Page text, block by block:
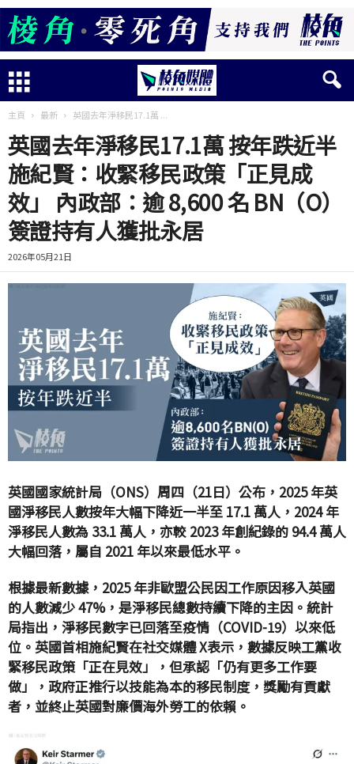
主頁 最新 英國去年淨移民17.1萬 ...
英國去年淨移民17.1萬 按年跌近半
施紀賢：收緊移民政策「正見成
效」 內政部：逾 8,600 名 BN（O）
簽證持有人獲批永居
2026年05月21日
英國國家統計局（ONS）周四（21日）公布， 2025年英
國淨移民人數按年大幅下降近一半至 17.1 萬人， 2024年
淨移民人數為 33.1 萬人，亦較 2023年創紀錄的 94.4萬人
大幅回落，屬自 2021 年以來最低水平。
根據最新數據，2025 年非歐盟公民因工作原因移入英國
的人數減少 47%，是淨移民總數持續下降的主因。統計
局指出，淨移民數字已回落至疫情（COVID-19）以來低
位。英國首相施紀賢在社交媒體 X表示，數據反映工黨收
緊移民政策「正在見效」，但承認「仍有更多工作要
做」，政府正推行以技能為本的移民制度，獎勵有貢獻
者，並終止英國對廉價海外勞工的依賴。